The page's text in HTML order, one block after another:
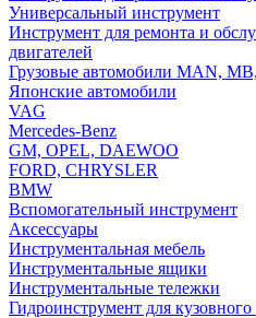
Универсальный инструмент
Инструмент для ремонта и
двигателей
Грузовые автомобили MAN,
Японские автомобили
VAG
Mercedes-Benz
GM, OPEL, DAEWOO
FORD, CHRYSLER
BMW
Вспомогательный инструмент
Аксессуары
Инструментальная мебель
Инструментальные ящики
Инструментальные тележки
Гидроинструмент для